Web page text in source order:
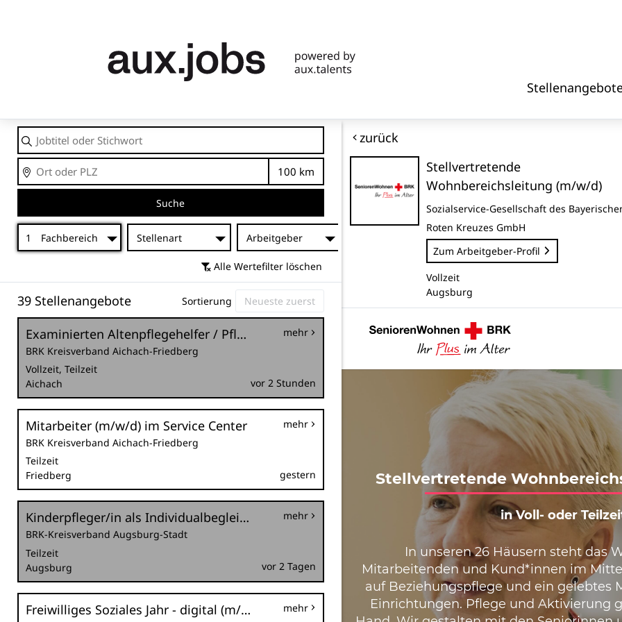
Jobtitel
oder
Stichwort
Ort
Entfernung
Suche
1 Fachbereich Stellenart Arbeitgeber
Alle Wertefilter löschen
39 Stellenangebote Sortierung
Examinierten Altenpflegehelfer / Pflegefachhelfer (m/w/d)
BRK Kreisverband Aichach-Friedberg
Vollzeit, Teilzeit
Aichach
mehr
vor 2 Stunden
Mitarbeiter (m/w/d) im Service Center
BRK Kreisverband Aichach-Friedberg
Teilzeit
Friedberg
mehr
gestern
Kinderpfleger/in als Individualbegleitung
BRK-Kreisverband Augsburg-Stadt
Teilzeit
Augsburg
mehr
vor 2 Tagen
Freiwilliges Soziales Jahr - digital (m/w/d) mehr
zurück
Stellvertretende
Wohnbereichsleitung (m/w/d)
Sozialservice-Gesellschaft des
Roten Kreuzes GmbH
Zum Arbeitgeber-Profil
Vollzeit
Augsburg